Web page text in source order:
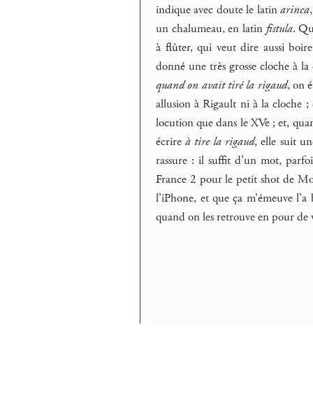
indique avec doute le latinarinca
un chalumeau, en latin fistula.
à flûter, qui veut dire aussi
donné une très grosse cloche à
quand on avait tiré la rigaud, on
allusion à Rigault ni à la cloche ;
locution que dans le XVe ; et,
écrireà tire la rigaud, elle suit
rassure : il suffit d’un mot,
France 2 pour le petit shot de
l’iPhone, et que ça m’émeuve
quand on les retrouve en pour de